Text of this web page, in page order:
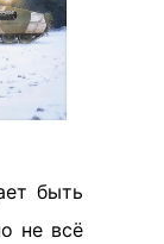
быть
не всё